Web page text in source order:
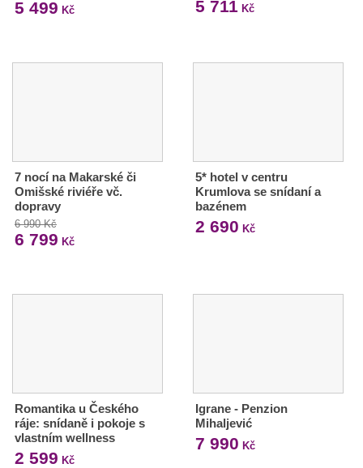
5 499 Kč 5 711 Kč
7 nocí na Makarské či
Omišské riviéře vč.
dopravy
6 990 Kč
6 799 Kč
5* hotel v centru
Krumlova se snídaní a
bazénem
2 690 Kč
Romantika u Českého
ráje: snídaně i pokoje s
vlastním wellness
2 599 Kč
Igrane - Penzion
Mihaljević
7 990 Kč